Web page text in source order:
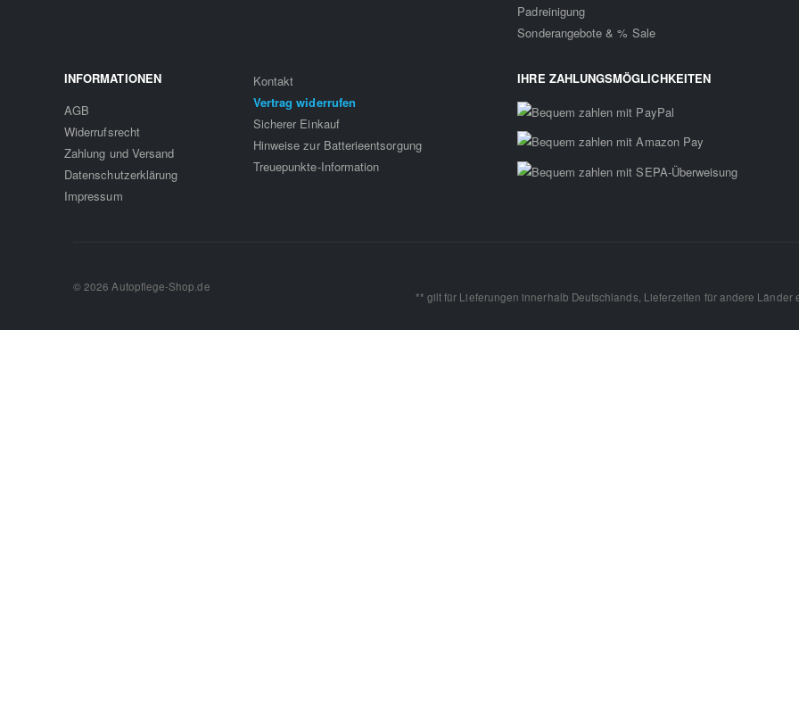
Padreinigung
Sonderangebote & % Sale
INFORMATIONEN
AGB
Widerrufsrecht
Zahlung und Versand
Datenschutzerklärung
Impressum
Kontakt
Vertrag widerrufen
Sicherer Einkauf
Hinweise zur Batterieentsorgung
Treuepunkte-Information
IHRE ZAHLUNGSMÖGLICHKEITEN
** gilt für Lieferungen innerhalb Deutschlands, Lieferzeiten für andere Länder
© 2026 Autopflege-Shop.de